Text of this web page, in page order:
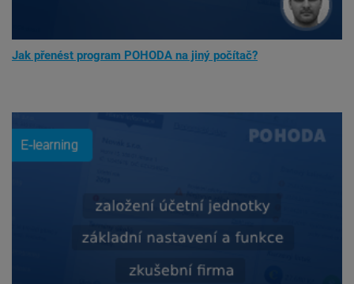
Jak přenést program POHODA na jiný počítač?